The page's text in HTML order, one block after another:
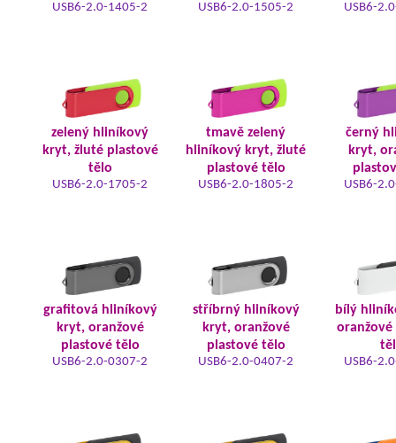
USB6-2.0-1405-2 USB6-2.0-1505-2 USB6-
zelený hliníkový
kryt, žluté plastové
tělo
USB6-2.0-1705-2
tmavě zelený
hliníkový kryt, žluté
plastové tělo
USB6-2.0-1805-2
černý
kryt,
USB6-
grafitová hliníkový
kryt, oranžové
plastové tělo
USB6-2.0-0307-2
stříbrný hliníkový
kryt, oranžové
plastové tělo
USB6-2.0-0407-2
bílý
oranžové
USB6-